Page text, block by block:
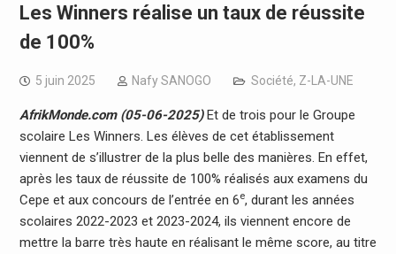
Les Winners réalise un taux de réussite
de 100%
5 juin 2025 Nafy SANOGO Société, Z-LA-UNE
AfrikMonde.com (05-06-2025)Et de trois pour le Groupe
scolaire Les Winners. Les élèves de cet établissement
viennent de s’illustrer de la plus belle des manières. En effet,
après les taux de réussite de 100% réalisés aux examens du
Cepe et aux concours de l’entrée en 6e, durant les années
scolaires 2022-2023 et 2023-2024, ils viennent encore de
mettre la barre très haute en réalisant le même score, au titre